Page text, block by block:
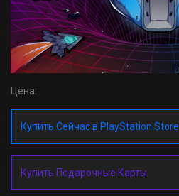
Цена:
Купить Сейчас в PlayStation Store
Купить Подарочные Карты